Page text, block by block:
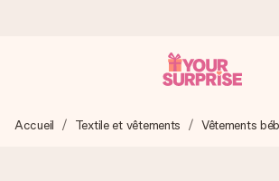
Nous préparons votre cadeau avec
Accueil Textile et vêtements Vêtements